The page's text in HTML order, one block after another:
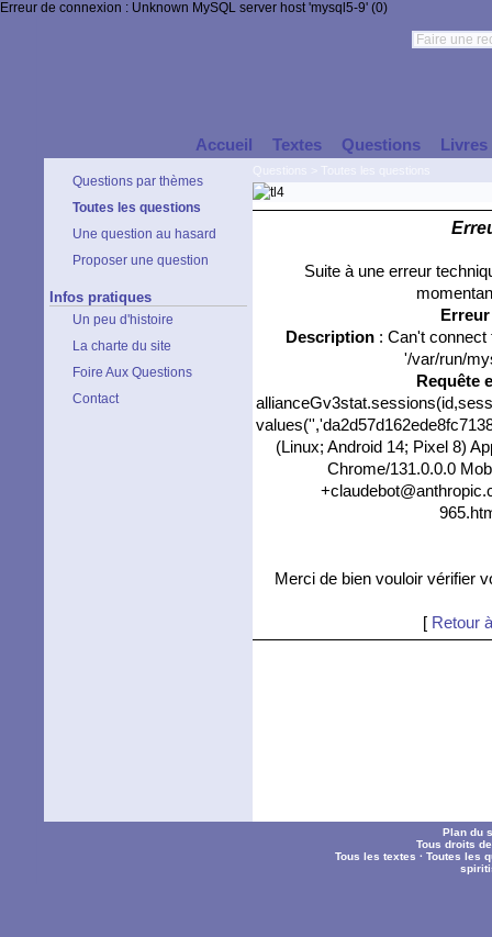
Erreur de connexion : Unknown MySQL server host 'mysql5-9' (0)
Accueil Textes Questions Livres
Questions par thèmes
Toutes les questions
Une question au hasard
Proposer une question
Infos pratiques
Un peu d'histoire
La charte du site
Foire Aux Questions
Contact
Suite à une erreur
Description: Can't connect
'/var/run/
Requête
(Linux; Android 14; Pixel 8)
Chrome/131.0.0.0
Merci de bien vouloir vérifier
[ Retour
Plan du
Tous droits
Tous les textes ·Toutes les